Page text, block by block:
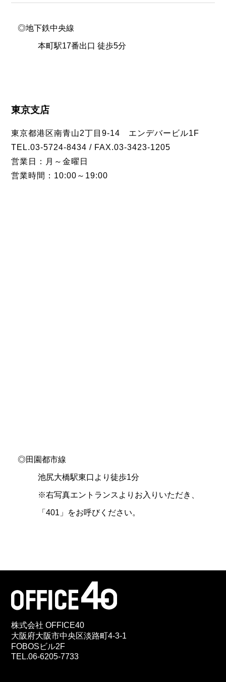
◎地下鉄中央線
本町駅17番出口 徒歩5分
東京支店
東京都港区南青山2丁目9-14 エンデバービル1F
TEL.03-5724-8434 / FAX.03-3423-1205
営業日：月～金曜日
営業時間：10:00～19:00
◎田園都市線
池尻大橋駅東口より徒歩1分
※右写真エントランスよりお入りいただき、
「401」をお呼びください。
株式会社 OFFICE40
大阪府大阪市中央区淡路町4-3-1
FOBOSビル2F
TEL.06-6205-7733